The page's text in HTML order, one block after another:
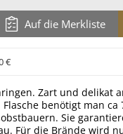
Auf die Merkliste
€
Zart und delikat
benötigt man ca
Sie
Für die Brände wird